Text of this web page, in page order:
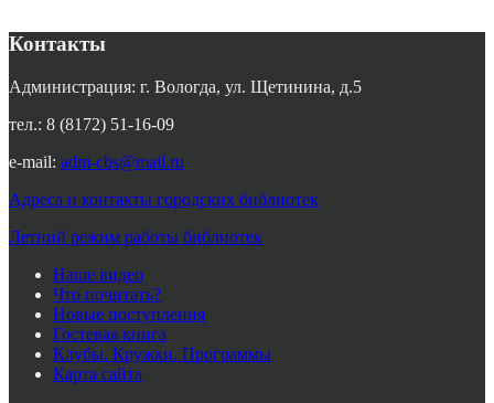
Контакты
Администрация: г. Вологда, ул. Щетинина, д.5
тел.: 8 (8172) 51-16-09
e-mail: adm-cbs@mail.ru
Адреса и контакты городских библиотек
Летний режим работы библиотек
Наше видео
Что почитать?
Новые поступления
Гостевая книга
Клубы. Кружки. Программы
Карта сайта